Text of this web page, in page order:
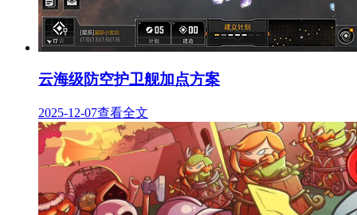
云海级防空护卫舰加点方案
2025-12-07查看全文